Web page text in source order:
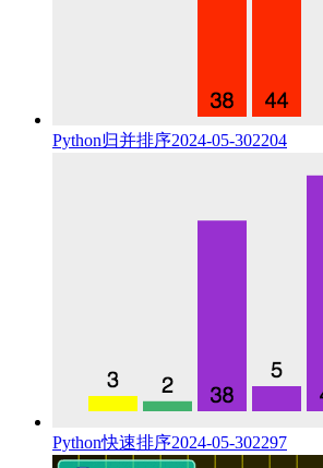
Python归并排序2024-05-302204
Python快速排序2024-05-302297